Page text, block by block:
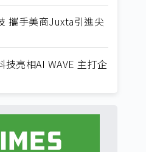
攜手美商Juxta引進尖
亮相AI WAVE 主打企